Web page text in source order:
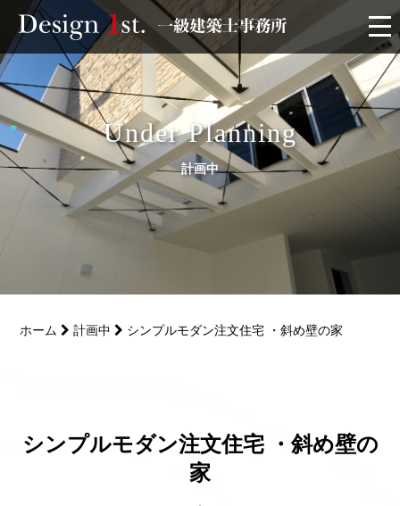
モニター
施工実績・施工事例
リフォーム
サービス
ブログ
Under Planning
計画中
ホーム 計画中 シンプルモダン注文住宅 ・斜め壁の家
シンプルモダン注文住宅 ・斜め壁の
家